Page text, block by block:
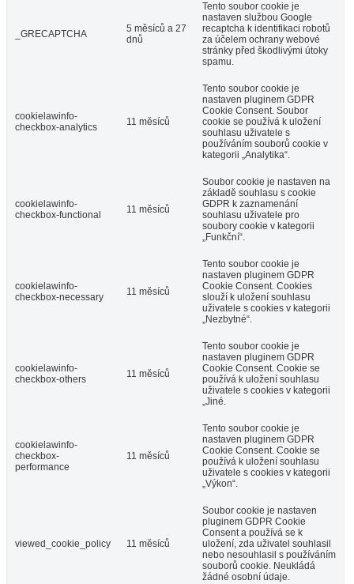
_GRECAPTCHA
5 měsíců a 27
dnů
Tento soubor cookie je
nastaven službou Google
recaptcha k identifikaci robotů
za účelem ochrany webové
stránky před škodlivými útoky
spamu.
cookielawinfo-
checkbox-analytics
11 měsíců
Tento soubor cookie je
nastaven pluginem GDPR
Cookie Consent. Soubor
cookie se používá k uložení
souhlasu uživatele s
používáním souborů cookie v
kategorii „Analytika“.
cookielawinfo-
checkbox-functional
11 měsíců
Soubor cookie je nastaven na
základě souhlasu s cookie
GDPR k zaznamenání
souhlasu uživatele pro
soubory cookie v kategorii
„Funkční“.
cookielawinfo-
checkbox-necessary
11 měsíců
Tento soubor cookie je
nastaven pluginem GDPR
Cookie Consent. Cookies
slouží k uložení souhlasu
uživatele s cookies v kategorii
„Nezbytné“.
cookielawinfo-
checkbox-others
11 měsíců
Tento soubor cookie je
nastaven pluginem GDPR
Cookie Consent. Cookie se
používá k uložení souhlasu
uživatele s cookies v kategorii
„Jiné.
cookielawinfo-
checkbox-
performance
11 měsíců
Tento soubor cookie je
nastaven pluginem GDPR
Cookie Consent. Cookie se
používá k uložení souhlasu
uživatele s cookies v kategorii
„Výkon“.
viewed_cookie_policy 11 měsíců
Soubor cookie je nastaven
pluginem GDPR Cookie
Consent a používá se k
uložení, zda uživatel souhlasil
nebo nesouhlasil s používáním
souborů cookie. Neukládá
žádné osobní údaje.